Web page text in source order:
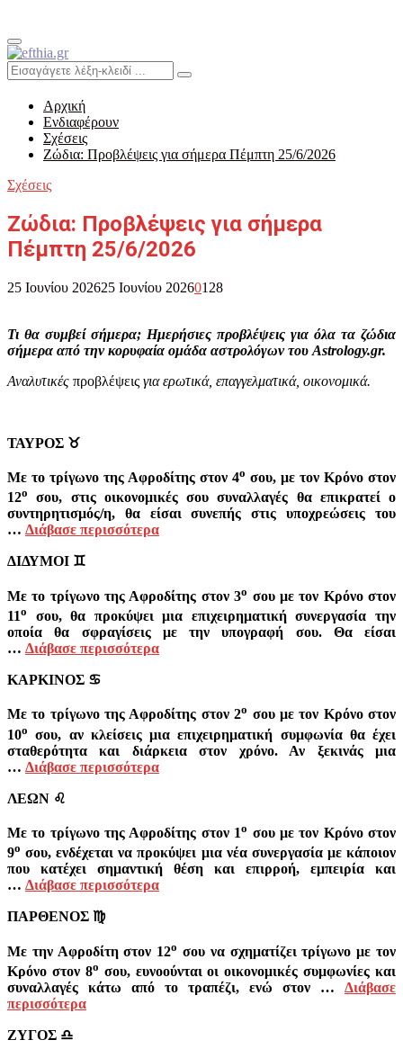
Primary
Menu
Search
for:
Search
Αρχική
Ενδιαφέρουν
Σχέσεις
Ζώδια: Προβλέψεις για σήμερα Πέμπτη 25/6/2026
Σχέσεις
Ζώδια: Προβλέψεις για σήμερα
Πέμπτη 25/6/2026
25 Ιουνίου 202625 Ιουνίου 20260128
Τι θα συμβεί σήμερα; Ημερήσιες προβλέψεις για όλα τα ζώδια
σήμερα από την κορυφαία ομάδα αστρολόγων του Astrology.gr.
Αναλυτικές προβλέψεις για ερωτικά, επαγγελματικά, οικονομικά.
ΤΑΥΡΟΣ ♉
Με το τρίγωνο της Αφροδίτης στον 4ο σου, με τον Κρόνο στον
12ο
σου, στις οικονομικές σου συναλλαγές θα επικρατεί ο
συντηρητισμός/η, θα είσαι συνεπής στις υποχρεώσεις του
… Διάβασε περισσότερα
ΔΙΔΥΜΟΙ ♊
Με το τρίγωνο της Αφροδίτης στον 3ο σου με τον Κρόνο στον
11ο
σου, θα προκύψει μια επιχειρηματική συνεργασία την
οποία θα σφραγίσεις με την υπογραφή σου. Θα είσαι
… Διάβασε περισσότερα
ΚΑΡΚΙΝΟΣ ♋
Με το τρίγωνο της Αφροδίτης στον 2ο σου με τον Κρόνο στον
10ο σου, αν κλείσεις μια επιχειρηματική συμφωνία θα έχει
σταθερότητα και διάρκεια στον χρόνο. Αν ξεκινάς μια
… Διάβασε περισσότερα
ΛΕΩΝ ♌
Με το τρίγωνο της Αφροδίτης στον 1ο σου με τον Κρόνο στον
9ο σου, ενδέχεται να προκύψει μια νέα συνεργασία με κάποιον
που κατέχει σημαντική θέση και επιρροή, εμπειρία και
… Διάβασε περισσότερα
ΠΑΡΘΕΝΟΣ ♍
Με την Αφροδίτη στον 12ο σου να σχηματίζει τρίγωνο με τον
Κρόνο στον 8ο σου, ευνοούνται οι οικονομικές συμφωνίες και
συναλλαγές κάτω από το τραπέζι, ενώ στον … Διάβασε
περισσότερα
ΖΥΓΟΣ ♎